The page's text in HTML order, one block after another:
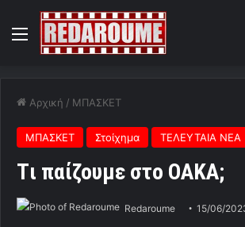
Menu
Αρχική / ΜΠΑΣΚΕΤ
ΜΠΑΣΚΕΤ Στοίχημα ΤΕΛΕΥΤΑΙΑ ΝΕΑ
Tι παίζουμε στο ΟΑΚΑ;
Redaroume 15/06/